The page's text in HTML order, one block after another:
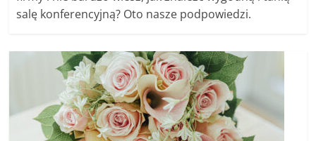
salę konferencyjną? Oto nasze podpowiedzi.